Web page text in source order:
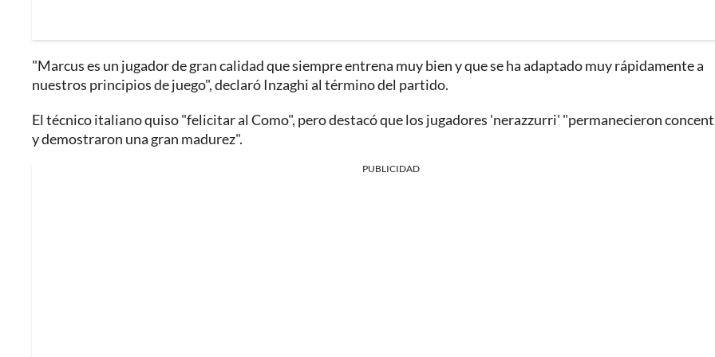
"Marcus es un jugador de gran calidad que siempre entrena muy bien y que se ha adaptado muy rápidamente a
nuestros principios de juego", declaró Inzaghi al término del partido.
El técnico italiano quiso "felicitar al Como", pero destacó que los jugadores 'nerazzurri' "permanecieron
y demostraron una gran madurez".
PUBLICIDAD